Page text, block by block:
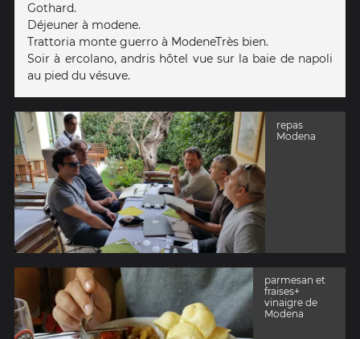
Gothard.
Déjeuner à modene.
Trattoria monte guerro à ModeneTrès bien.
Soir à ercolano, andris hôtel vue sur la baie de napoli
au pied du vésuve.
repas
Modena
parmesan et
fraises+
vinaigre de
Modena